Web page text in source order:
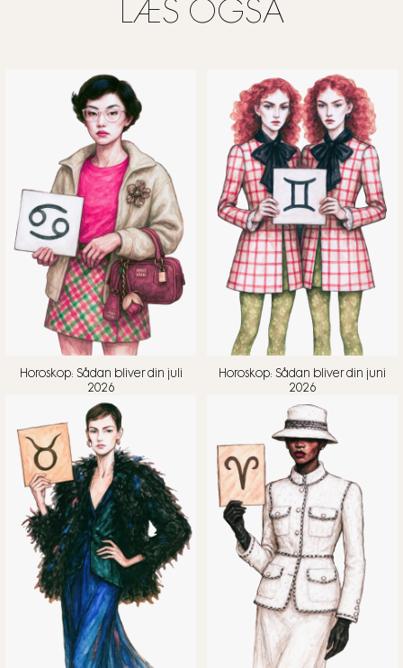
LÆS OGSÅ
Horoskop: Sådan bliver din juli
2026
Horoskop: Sådan bliver din juni
2026